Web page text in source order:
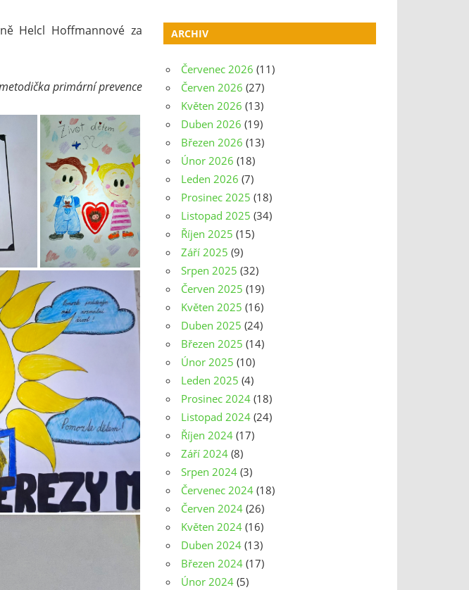
Helcl Hoffmannové za
primární prevence
ARCHIV
Červenec 2026 (11)
Červen 2026 (27)
Květen 2026 (13)
Duben 2026 (19)
Březen 2026 (13)
Únor 2026 (18)
Leden 2026 (7)
Prosinec 2025 (18)
Listopad 2025 (34)
Říjen 2025 (15)
Září 2025 (9)
Srpen 2025 (32)
Červen 2025 (19)
Květen 2025 (16)
Duben 2025 (24)
Březen 2025 (14)
Únor 2025 (10)
Leden 2025 (4)
Prosinec 2024 (18)
Listopad 2024 (24)
Říjen 2024 (17)
Září 2024 (8)
Srpen 2024 (3)
Červenec 2024 (18)
Červen 2024 (26)
Květen 2024 (16)
Duben 2024 (13)
Březen 2024 (17)
Únor 2024 (5)